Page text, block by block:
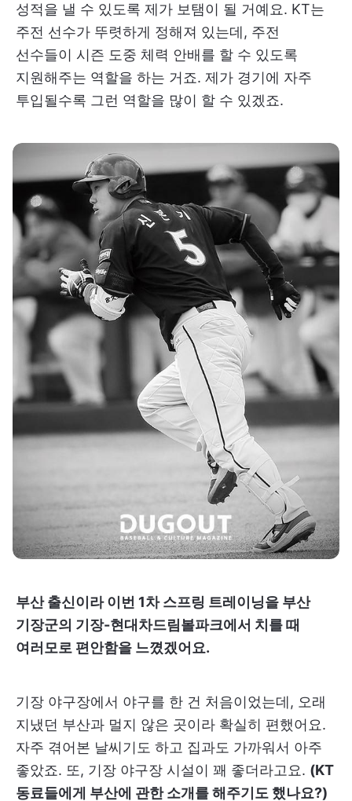
성적을 낼 수 있도록 제가 보탬이 될 거예요. KT는
주전 선수가 뚜렷하게 정해져 있는데, 주전
선수들이 시즌 도중 체력 안배를 할 수 있도록
지원해주는 역할을 하는 거죠. 제가 경기에 자주
투입될수록 그런 역할을 많이 할 수 있겠죠.
부산 출신이라 이번 1차 스프링 트레이닝을 부산
기장군의 기장-현대차드림볼파크에서 치를 때
여러모로 편안함을 느꼈겠어요.
기장 야구장에서 야구를 한 건 처음이었는데, 오래
지냈던 부산과 멀지 않은 곳이라 확실히 편했어요.
자주 겪어본 날씨기도 하고 집과도 가까워서 아주
좋았죠. 또, 기장 야구장 시설이 꽤 좋더라고요. (KT
동료들에게 부산에 관한 소개를 해주기도 했나요?)